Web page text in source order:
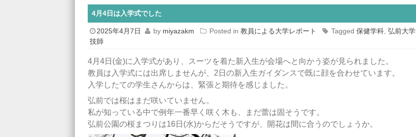
4月4日は入学式でした
2025年4月7日 by miyazakm Posted in 教員による大学レポート Tagged 保健学科 弘前大学
技師
4月4日(金)に入学式があり、スーツを着た新入生が会場へと向かう姿が見られました。
教員は入学式には出席しませんが、2日の新入生ガイダンスで既に顔を合わせています。
入学したての学生さんからは、緊張と期待を感じました。
弘前では桜はまだ咲いていません。
私が知っている中で例年一番早く咲く木も、まだ蕾は固そうです。
弘前公園の桜まつりは16日(水)からだそうですが、開花は間に合うのでしょうか。